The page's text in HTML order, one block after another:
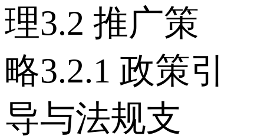
理 3.2 推广策
略 3.2.1 政策引
导与法规支